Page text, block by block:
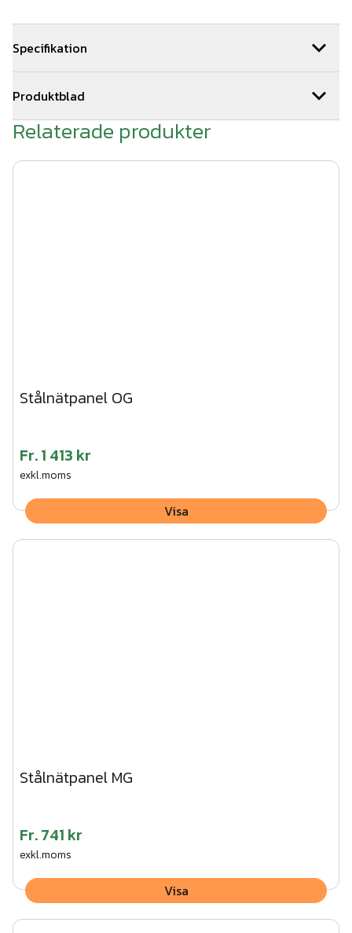
Specifikation
Färg: Olivgrön, RAL 6013
Produktblad
produktblad stålnätspaneler 2022.pdf
Relaterade produkter
Stålnätpanel OG
Fr.1 413 kr
exkl.moms
Visa
Stålnätpanel MG
Fr.741 kr
exkl.moms
Visa